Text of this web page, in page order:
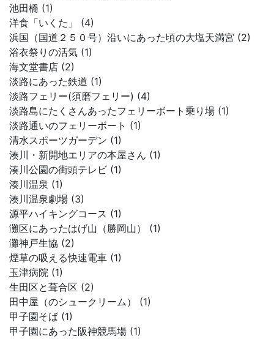
池田橋 (1)
洋食「いくた」 (4)
浜国（国道２５０号）沿いにあった頃の大塩天満宮 (2)
浴衣祭りの活気 (1)
海文堂書店 (2)
淡路にあった鉄道 (1)
淡路フェリー(須磨フェリー) (4)
淡路島にたくさんあったフェリーボート乗り場 (1)
淡路通いのフェリーボート (1)
清水スポーツガーデン (1)
湊川・新開地エリアの本屋さん (1)
湊川公園の街頭テレビ (1)
湊川温泉 (1)
湊川温泉劇場 (3)
源平ハイキングコース (1)
灘区にあったはげ山（勝岡山） (1)
灘神戸生協 (2)
煙草の吸える快速電車 (1)
玉津病院 (1)
生田区と葺合区 (2)
田中屋（のシュークリーム） (1)
甲子園そば (1)
甲子園にあった阪神競馬場 (1)